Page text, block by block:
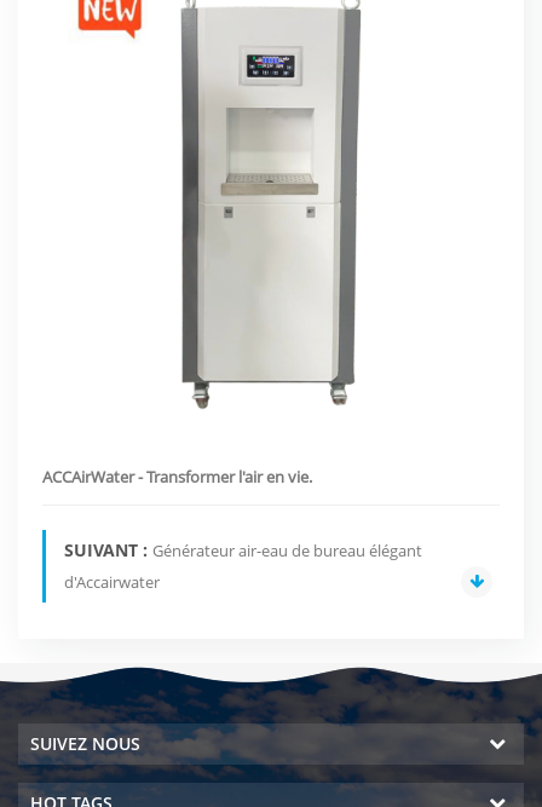
ACCAirWater - Transformer l'air en vie.
SUIVANT : Générateur air-eau de bureau élégant
d'Accairwater
SUIVEZ NOUS